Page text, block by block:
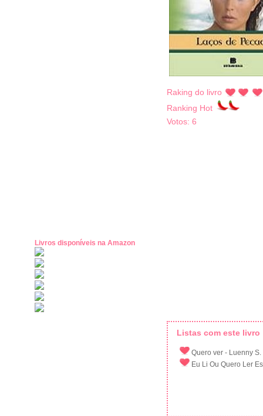
Livros disponíveis na Amazon
Raking do livro
Ranking Hot
Votos: 6
Listas com este livro
Quero ver - Luenny S.
Eu Li Ou Quero Ler